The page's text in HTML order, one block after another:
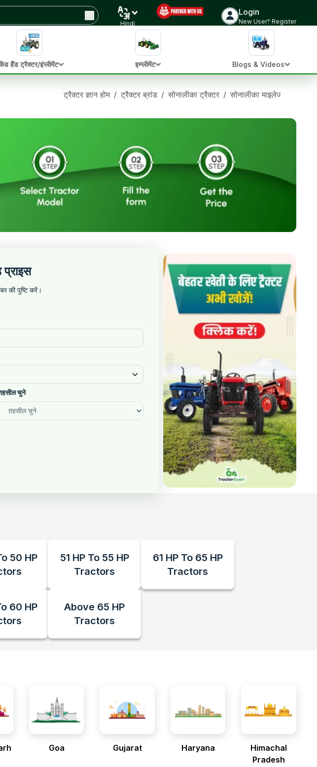
Hindi
Login
New User? Register
हैंड ट्रैक्टर/इंप्लीमेंट इम्प्लीमेंट Blogs & Videos
ट्रैक्टर ज्ञान होम / ट्रैक्टर ब्रांड / सोनालीका ट्रैक्टर / सोनालीका माइलेज मास्टर+50
की पुष्टि करें।
चुने
50 HP
51 HP To 55 HP
Tractors
61 HP To 65 HP
Tractors
60 HP
Above 65 HP
Tractors
Goa Gujarat Haryana
Himachal
Pradesh